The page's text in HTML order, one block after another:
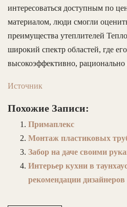
интересоваться доступным по
материалом, люди смогли
преимущества утеплителей
широкий спектр областей, где
высокоэффективно,
Источник
Похожие Записи:
Примаплекс
Монтаж пластиковых
Забор на даче своими
Интерьер кухни в
рекомендации дизайнеров